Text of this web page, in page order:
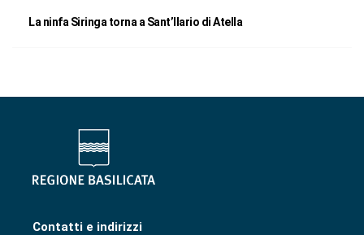
La ninfa Siringa torna a Sant’Ilario di Atella
Contatti e indirizzi